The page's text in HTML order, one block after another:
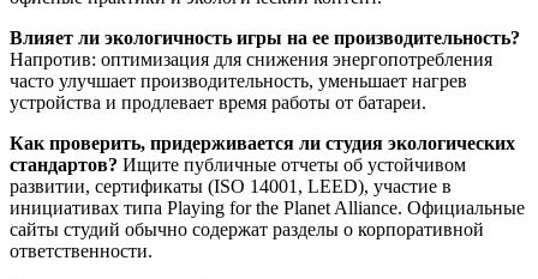
Влияет ли экологичность игры на ее производительность?
Напротив: оптимизация для снижения энергопотребления
часто улучшает производительность, уменьшает нагрев
устройства и продлевает время работы от батареи.
Как проверить, придерживается ли студия экологических
стандартов? Ищите публичные отчеты об устойчивом
развитии, сертификаты (ISO 14001, LEED), участие в
инициативах типа Playing for the Planet Alliance. Официальные
сайты студий обычно содержат разделы о корпоративной
ответственности.